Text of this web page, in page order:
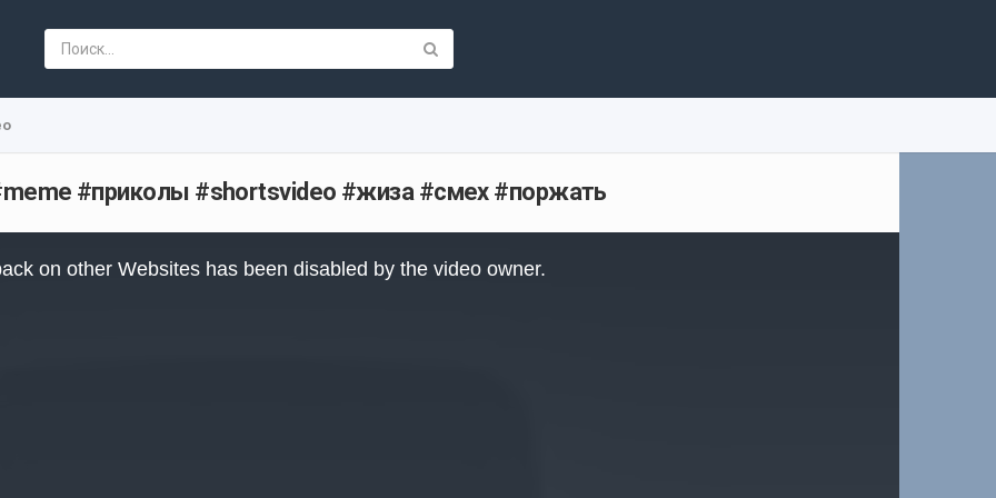
#приколы #shortsvideo #жиза #смех #поржать
on other Websites has been disabled by the video owner.